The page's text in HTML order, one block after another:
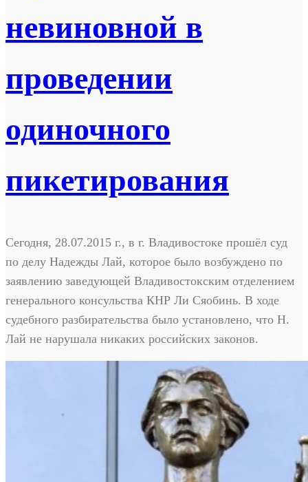
невиновной в
проведении
одиночного
пикетирования
Сегодня, 28.07.2015 г., в г. Владивостоке прошёл суд
по делу Надежды Лай, которое было возбуждено по
заявлению заведующей Владивостокским отделением
генерального консульства КНР Ли Сяобинь. В ходе
судебного разбирательства было установлено, что Н.
Лай не нарушала никаких российских законов.